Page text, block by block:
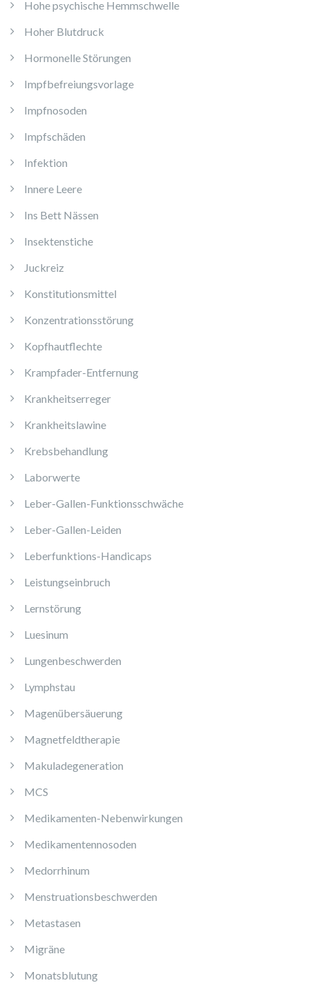
Hohe psychische Hemmschwelle
Hoher Blutdruck
Hormonelle Störungen
Impfbefreiungsvorlage
Impfnosoden
Impfschäden
Infektion
Innere Leere
Ins Bett Nässen
Insektenstiche
Juckreiz
Konstitutionsmittel
Konzentrationsstörung
Kopfhautflechte
Krampfader-Entfernung
Krankheitserreger
Krankheitslawine
Krebsbehandlung
Laborwerte
Leber-Gallen-Funktionsschwäche
Leber-Gallen-Leiden
Leberfunktions-Handicaps
Leistungseinbruch
Lernstörung
Luesinum
Lungenbeschwerden
Lymphstau
Magenübersäuerung
Magnetfeldtherapie
Makuladegeneration
MCS
Medikamenten-Nebenwirkungen
Medikamentennosoden
Medorrhinum
Menstruationsbeschwerden
Metastasen
Migräne
Monatsblutung